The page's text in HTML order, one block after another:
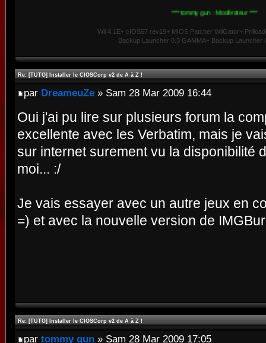
*** tommy gun : Modérateur ***
Wii 4.1E+ cIOS57 rev19+ MIOS Patcher WiiGator+
Backup Launcher 0.3 GAMMA+ Backup Launcher
Re: [TUTO] Installer le CIOSCorp v2 de A à Z !
par DreameuZe » Sam 28 Mar 2009 16:44
Oui j'ai pu lire sur plusieurs forum la
excellente avec les Verbatim, mais je
sur internet surement vu la disponibilité
moi... :/
Je vais essayer avec un autre jeux en
=) et avec la nouvelle version de
Re: [TUTO] Installer le CIOSCorp v2 de A à Z !
par tommy gun » Sam 28 Mar 2009 17:05